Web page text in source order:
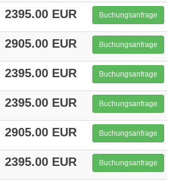
2395.00 EUR Buchungsanfrage
2905.00 EUR Buchungsanfrage
2395.00 EUR Buchungsanfrage
2395.00 EUR Buchungsanfrage
2905.00 EUR Buchungsanfrage
2395.00 EUR Buchungsanfrage